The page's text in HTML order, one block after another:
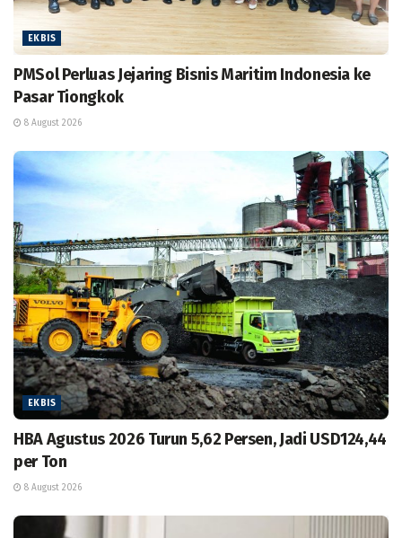
EKBIS
PMSol Perluas Jejaring Bisnis Maritim Indonesia ke
Pasar Tiongkok
8 August 2026
EKBIS
HBA Agustus 2026 Turun 5,62 Persen, Jadi USD124,44
per Ton
8 August 2026